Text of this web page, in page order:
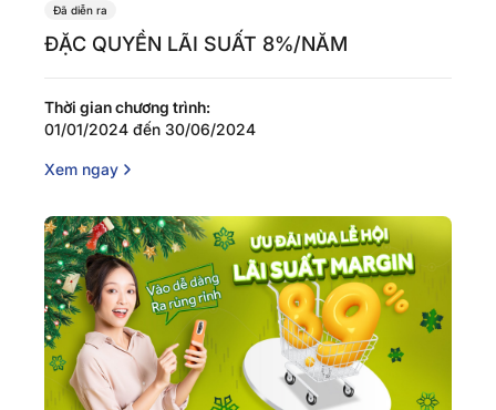
Đã diễn ra
ĐẶC QUYỀN LÃI SUẤT 8%/NĂM
Thời gian chương trình:
01/01/2024 đến 30/06/2024
Xem ngay